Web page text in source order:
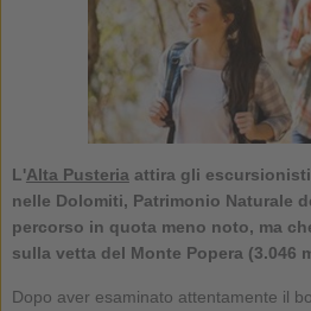
L'Alta Pusteria attira gli
nelle Dolomiti, Patrimonio Naturale
percorso in quota meno noto, ma
sulla vetta del Monte Popera (3.046
Dopo aver esaminato attentamente il